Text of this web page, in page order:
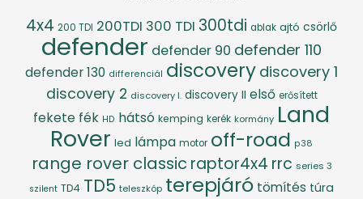
4x4 200 TDI 200TDI 300 TDI 300tdi ablak ajtó csörlő
defender defender 90 defender 110
defender 130 differenciál discovery discovery 1
discovery 2 discovery I. discovery II első erősített
fekete fék HD hátsó kemping kerék kormány Land
Rover led lámpa motor off-road p38
range rover classic raptor4x4 rrc series 3
szilent TD4 TD5 teleszkóp terepjáró tömítés túra